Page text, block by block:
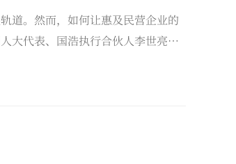
道。然而，如何让惠及民营企业的
代表、国浩执行合伙人李世亮提